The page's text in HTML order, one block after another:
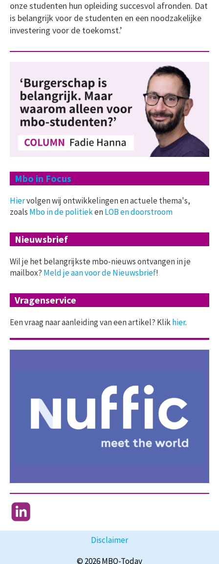
onze studenten hun opleiding succesvol afronden. Dat
is belangrijk voor de studenten en een noodzakelijke
investering voor de toekomst.’
Mbo in Focus
Hiervolgen wij ontwikkelingen en actuele thema's,
zoals Mbo in de politiekenLOB en doorstroom
Nieuwsbrief
Wil je het belangrijkste mbo-nieuws ontvangen in je
mailbox? Meld je aan voor de Nieuwsbrief!
Vragenservice
Een vraag naar aanleiding van een artikel? Klikhier.
Disclaimer
© 2026 MBO-Today